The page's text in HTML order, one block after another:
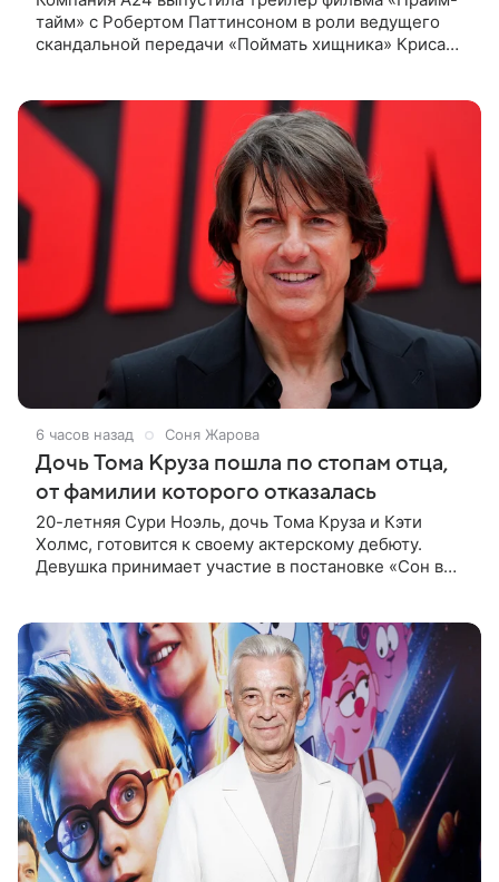
тайм» с Робертом Паттинсоном в роли ведущего
скандальной передачи «Поймать хищника» Криса
6 часов назад Соня Жарова
Дочь Тома Круза пошла по стопам отца,
от фамилии которого отказалась
20-летняя Сури Ноэль, дочь Тома Круза и Кэти
Холмс, готовится к своему актерскому дебюту.
Девушка принимает участие в постановке «Сон в